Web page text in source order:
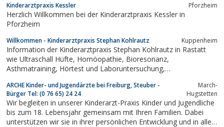
Kinderarztpraxis Kessler Pforzheim
Herzlich Willkommen bei der Kinderarztpraxis Kessler in
Pforzheim
Willkommen - Kinderarztpraxis Stephan Kohlrautz Kuppenheim
Information der Kinderarztpraxis Stephan Kohlrautz in Rastatt
wie Ultraschall Hüfte, Homöopathie, Bioresonanz,
Asthmatraining, Hörtest und Laboruntersuchung,
Sporttauglichkeitsuntersuchung
ARCHE Kinder- und Jugendärzte bei Freiburg, Steuber -
Bürger Tel: (0 76 65) 24 24
March-
Hugstetten
Wir begleiten in unserer Kinderarzt-Praxis Kinder und Jugendliche
bis zum 18. Lebensjahr gemeinsam mit Ihren Familien. Dabei
unterstützen wir sie in ihrer persönlichen Entwicklung und in allen